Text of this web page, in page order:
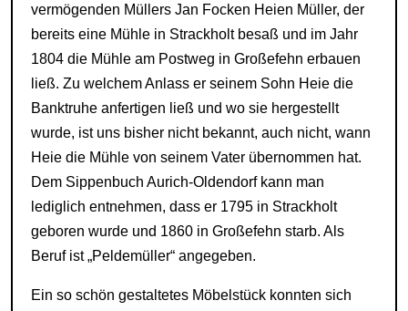
vermögenden Müllers Jan Focken Heien Müller, der
bereits eine Mühle in Strackholt besaß und im Jahr
1804 die Mühle am Postweg in Großefehn erbauen
ließ. Zu welchem Anlass er seinem Sohn Heie die
Banktruhe anfertigen ließ und wo sie hergestellt
wurde, ist uns bisher nicht bekannt, auch nicht, wann
Heie die Mühle von seinem Vater übernommen hat.
Dem Sippenbuch Aurich-Oldendorf kann man
lediglich entnehmen, dass er 1795 in Strackholt
geboren wurde und 1860 in Großefehn starb. Als
Beruf ist „Peldemüller“ angegeben.
Ein so schön gestaltetes Möbelstück konnten sich